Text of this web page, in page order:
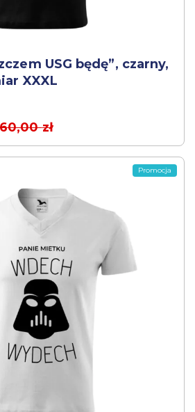
USG będę”, czarny,
XXXL
60,00zł
Promocja